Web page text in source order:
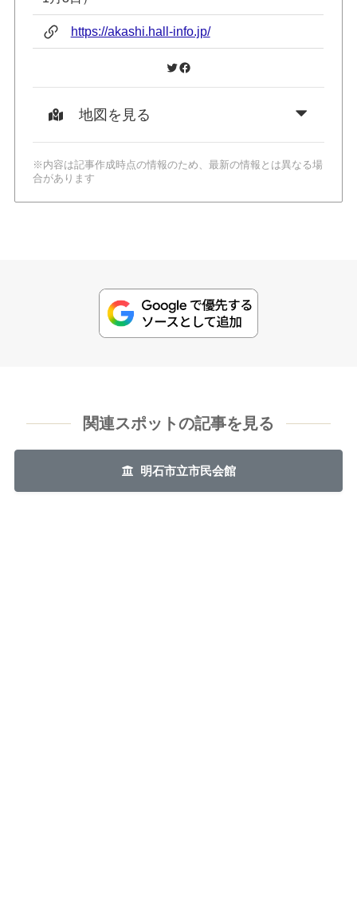
https://akashi.hall-info.jp/
Twitter
Facebook
地図を見る
※内容は記事作成時点の情報のため、最新の情報とは異なる場
合があります
関連スポットの記事を見る
明石市立市民会館